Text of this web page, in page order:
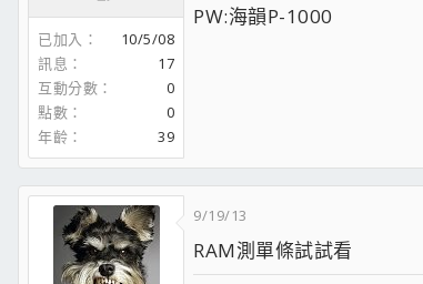
已加入
10/5/08
訊息
17
互動分數
0
點數
0
年齡
39
PW:海韻P-1000
9/19/13
RAM測單條試試看